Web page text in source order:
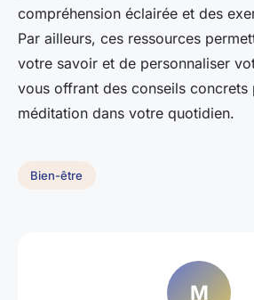
compréhension éclairée et des
Par ailleurs, ces ressources
votre savoir et de personnaliser
vous offrant des conseils concrets
méditation dans votre quotidien.
Bien-être
M